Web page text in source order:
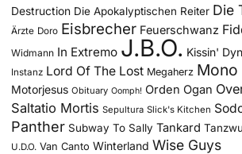
Destruction Die Apokalyptischen Reiter Die
Ärzte Doro Eisbrecher Feuerschwanz
Widmann In Extremo J.B.O. Kissin'
Instanz Lord Of The Lost Megaherz Mono
Motorjesus Obituary Oomph! Orden Ogan
Saltatio Mortis Sepultura Slick's Kitchen
Panther Subway To Sally Tankard
U.D.O. Van Canto Winterland Wise Guys